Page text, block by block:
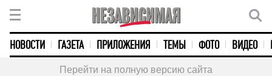
НОВОСТИ ГАЗЕТА ПРИЛОЖЕНИЯ ТЕМЫ ФОТО ВИДЕО
Перейти на полную версию сайта